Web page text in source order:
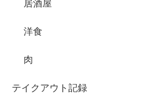
居酒屋
洋食
肉
テイクアウト記録